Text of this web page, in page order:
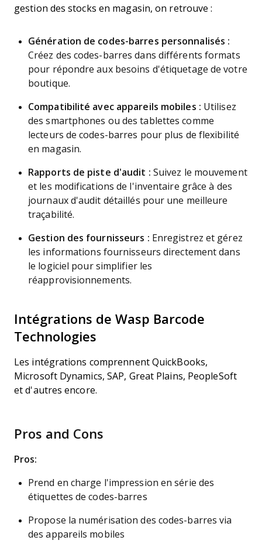
gestion des stocks en magasin, on retrouve :
Génération de codes-barres personnalisés :
Créez des codes-barres dans différents formats
pour répondre aux besoins d'étiquetage de votre
boutique.
Compatibilité avec appareils mobiles : Utilisez
des smartphones ou des tablettes comme
lecteurs de codes-barres pour plus de flexibilité
en magasin.
Rapports de piste d'audit : Suivez le mouvement
et les modifications de l'inventaire grâce à des
journaux d'audit détaillés pour une meilleure
traçabilité.
Gestion des fournisseurs : Enregistrez et gérez
les informations fournisseurs directement dans
le logiciel pour simplifier les
réapprovisionnements.
Intégrations de Wasp Barcode
Technologies
Les intégrations comprennent QuickBooks,
Microsoft Dynamics, SAP, Great Plains, PeopleSoft
et d'autres encore.
Pros and Cons
Pros:
Prend en charge l'impression en série des
étiquettes de codes-barres
Propose la numérisation des codes-barres via
des appareils mobiles